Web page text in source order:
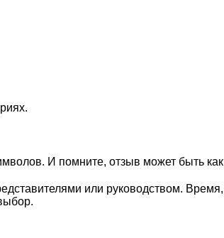
И помните, отзыв может быть
или руководством.